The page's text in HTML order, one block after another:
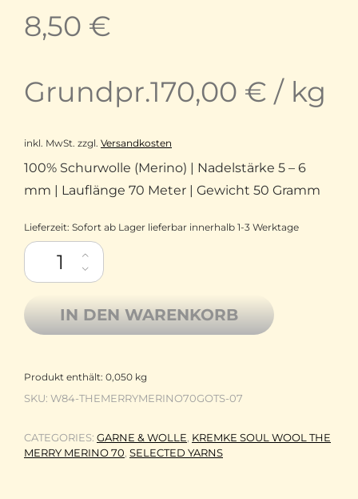
8,50 €
Grundpr.170,00 € / kg
inkl. MwSt. zzgl. Versandkosten
100% Schurwolle (Merino) | Nadelstärke 5 – 6
mm | Lauflänge 70 Meter | Gewicht 50 Gramm
Lieferzeit: Sofort ab Lager lieferbar innerhalb 1-3 Werktage
Kremke Soul Wool The Merry Merino 70 GOTS zertifizierte
IN DEN WARENKORB
Produkt enthält: 0,050 kg
SKU: W84-THEMERRYMERINO70GOTS-07
CATEGORIES: GARNE & WOLLE KREMKE SOUL WOOL THE
MERRY MERINO 70 SELECTED YARNS